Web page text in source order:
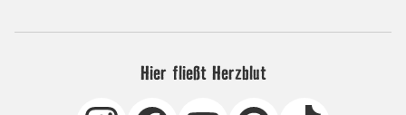
Hier fließt Herzblut